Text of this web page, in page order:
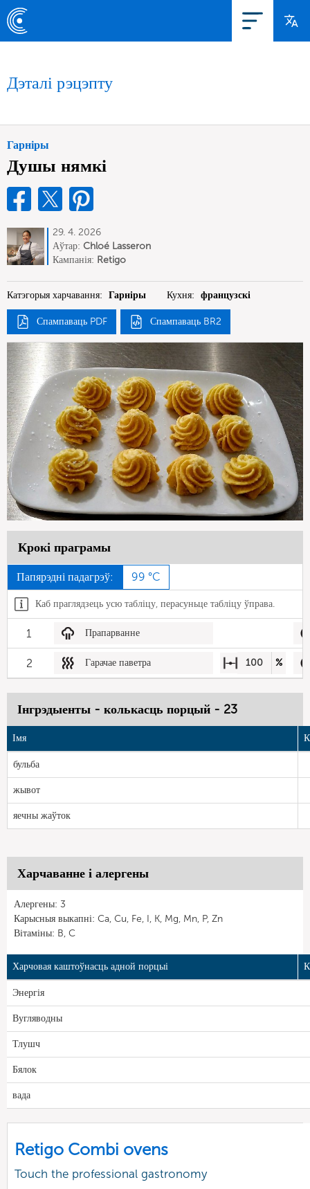
Дэталі рэцэпту
Гарніры
Душы нямкі
29. 4. 2026
Аўтар: Chloé Lasseron
Кампанія: Retigo
Катэгорыя харчавання: Гарніры Кухня: французскі
Спампаваць PDF Спампаваць BR2
Крокі праграмы
Папярэдні падагрэў: 99 °C
Каб праглядзець усю табліцу, перасуньце табліцу ўправа.
1 Прапарванне
2 Гарачае паветра 100 %
Інгрэдыенты - колькасць порцый - 23
Імя
бульба
жывот
яечны жаўток
Харчаванне і алергены
Алергены: 3
Карысныя выкапні: Ca, Cu, Fe, I, K, Mg, Mn, P, Zn
Вітаміны: B, C
Харчовая каштоўнасць адной порцыі
Энергія
Вугляводны
Тлушч
Бялок
вада
Retigo Combi ovens
Touch the professional gastronomy